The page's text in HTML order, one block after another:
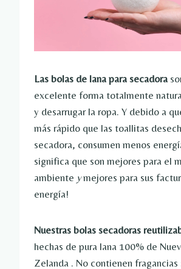
Las bolas de lana para secadora
excelente forma totalmente
y desarrugar la ropa. Y debido a
más rápido que las toallitas
secadora, consumen menos
significa que son mejores para el
ambiente ymejores para sus
energía!
Nuestras bolas secadoras
hechas de pura lana 100% de
Zelanda . No contienen